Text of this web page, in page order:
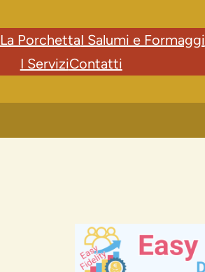
La PorchettaI Salumi e Formaggi
I ServiziContatti